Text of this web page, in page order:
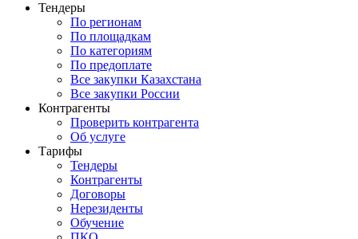
Тендеры
По регионам
По площадкам
По категориям
По предоплате
Все закупки Казахстана
Все закупки России
Контрагенты
Проверить контрагента
Об услуге
Тарифы
Тендеры
Контрагенты
Договоры
Нерезиденты
Обучение